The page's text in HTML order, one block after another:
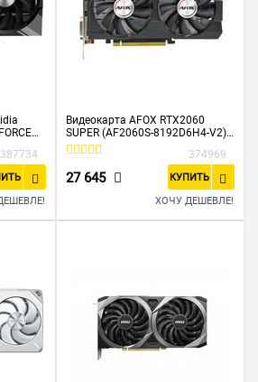
HDCP
387734
Видеокарта AFOX RTX2060
SUPER (AF2060S-8192D6H4-V2)
8GB GAMING GDDR6 256Bit ATX
374969
27 645 КУПИТЬ
ХОЧУ ДЕШЕВЛЕ!